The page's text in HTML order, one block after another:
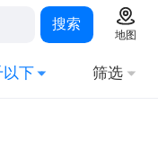
搜索
地图
以下 筛选